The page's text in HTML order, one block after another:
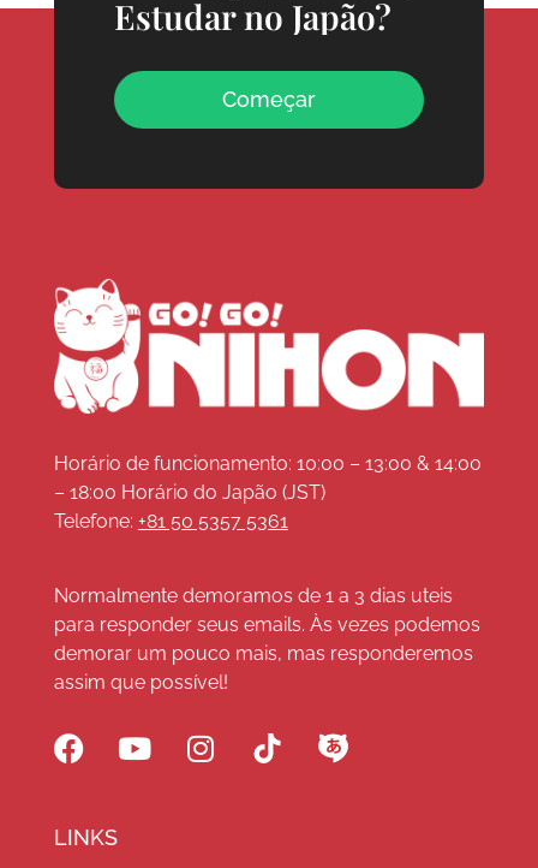
Estudar no Japão?
Começar
Horário de funcionamento: 10:00 – 13:00 & 14:00
– 18:00 Horário do Japão (JST)
Telefone: +81 50 5357 5361
Normalmente demoramos de 1 a 3 dias uteis
para responder seus emails. Às vezes podemos
demorar um pouco mais, mas responderemos
assim que possível!
LINKS